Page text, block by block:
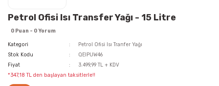
Petrol Ofisi Isı Transfer Yağı - 15 Litre
0 Puan - 0 Yorum
Kategori
Petrol Ofisi Isı Tranfer Yağı
Stok Kodu
QEIPUW46
Fiyat
3.499,99 TL + KDV
*347,18 TL den başlayan taksitlerle!!